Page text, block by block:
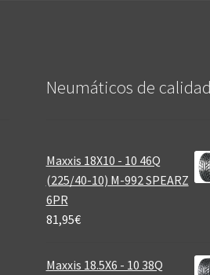
Neumáticos de calidad‎
Maxxis 18X10 - 10 46Q
(225/40-10) M-992 SPEARZ
6PR
81,95€
Maxxis 18.5X6 - 10 38Q